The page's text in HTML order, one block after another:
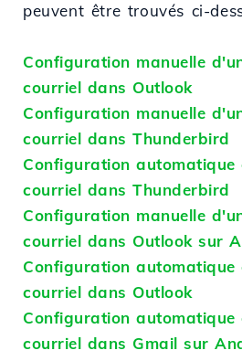
peuvent être trouvés ci-
Configuration manuelle
courriel dans Outlook
Configuration manuelle
courriel dans Thunderbird
Configuration automatique
courriel dans Thunderbird
Configuration manuelle
courriel dans Outlook sur
Configuration automatique
courriel dans Outlook
Configuration automatique
courriel dans Gmail sur